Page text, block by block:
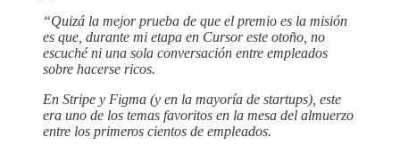
“Quizá la mejor prueba de que el premio es la misión
es que, durante mi etapa en Cursor este otoño, no
escuché ni una sola conversación entre empleados
sobre hacerse ricos.
En Stripe y Figma (y en la mayoría de startups), este
era uno de los temas favoritos en la mesa del almuerzo
entre los primeros cientos de empleados.